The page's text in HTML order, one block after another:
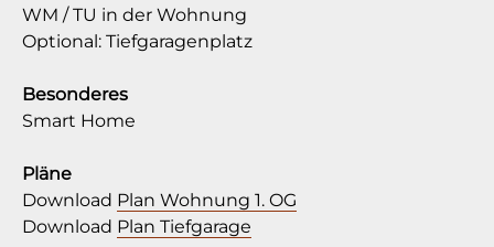
WM / TU in der Wohnung
Optional: Tiefgaragenplatz
Besonderes
Smart Home
Pläne
Download Plan Wohnung 1. OG
Download Plan Tiefgarage